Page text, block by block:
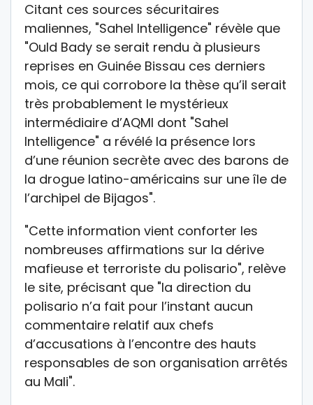
Citant ces sources sécuritaires
maliennes, "Sahel Intelligence" révèle que
"Ould Bady se serait rendu à plusieurs
reprises en Guinée Bissau ces derniers
mois, ce qui corrobore la thèse qu’il serait
très probablement le mystérieux
intermédiaire d’AQMI dont "Sahel
Intelligence" a révélé la présence lors
d’une réunion secrète avec des barons de
la drogue latino-américains sur une île de
l’archipel de Bijagos".
"Cette information vient conforter les
nombreuses affirmations sur la dérive
mafieuse et terroriste du polisario", relève
le site, précisant que "la direction du
polisario n’a fait pour l’instant aucun
commentaire relatif aux chefs
d’accusations à l’encontre des hauts
responsables de son organisation arrêtés
au Mali".